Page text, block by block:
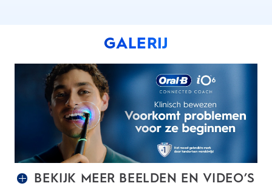
GALERIJ
BEKIJK MEER BEELDEN EN VIDEO’S